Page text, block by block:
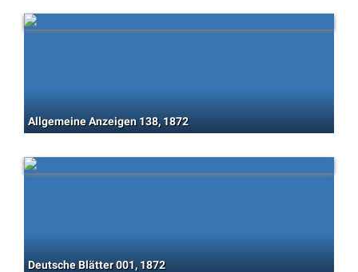
Allgemeine Anzeigen 138, 1872
Deutsche Blätter 001, 1872